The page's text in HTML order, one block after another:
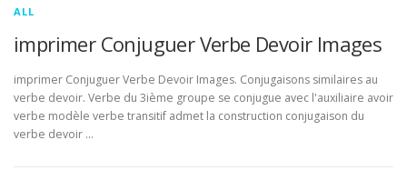
ALL
imprimer Conjuguer Verbe Devoir Images
imprimer Conjuguer Verbe Devoir Images. Conjugaisons similaires au
verbe devoir. Verbe du 3ième groupe se conjugue avec l'auxiliaire avoir
verbe modèle verbe transitif admet la construction conjugaison du
verbe devoir …